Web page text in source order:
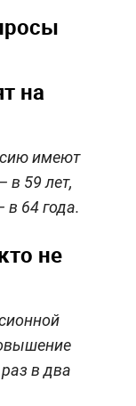
на
имеют
59 лет,
64 года.
не
в два